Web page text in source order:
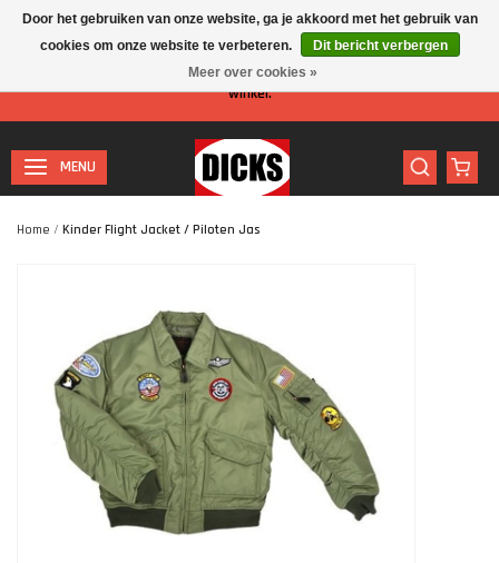
Let op: I.v.m. de zomervakantie is er minder personeel aanwezig in de
winkel.
MENU
Home / Kinder Flight Jacket / Piloten Jas
Door het gebruiken van onze website, ga je akkoord met het gebruik van
cookies om onze website te verbeteren.
Dit bericht verbergen
Meer over cookies »